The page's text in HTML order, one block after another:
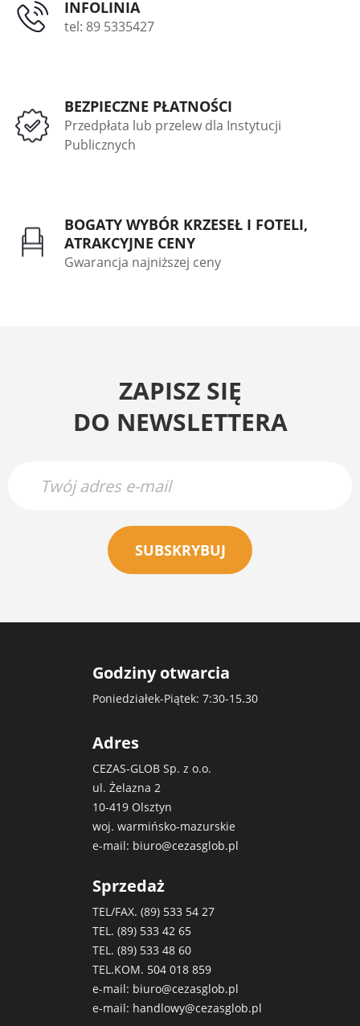
INFOLINIA
tel: 89 5335427
BEZPIECZNE PŁATNOŚCI
Przedpłata lub przelew dla Instytucji
Publicznych
BOGATY WYBÓR KRZESEŁ I FOTELI,
ATRAKCYJNE CENY
Gwarancja najniższej ceny
ZAPISZ SIĘ
DO NEWSLETTERA
SUBSKRYBUJ
Godziny otwarcia
Poniedziałek-Piątek: 7:30-15.30
Adres
CEZAS-GLOB Sp. z o.o.
ul. Żelazna 2
10-419 Olsztyn
woj. warmińsko-mazurskie
e-mail: biuro@cezasglob.pl
Sprzedaż
TEL/FAX. (89) 533 54 27
TEL. (89) 533 42 65
TEL. (89) 533 48 60
TEL.KOM. 504 018 859
e-mail: biuro@cezasglob.pl
e-mail: handlowy@cezasglob.pl